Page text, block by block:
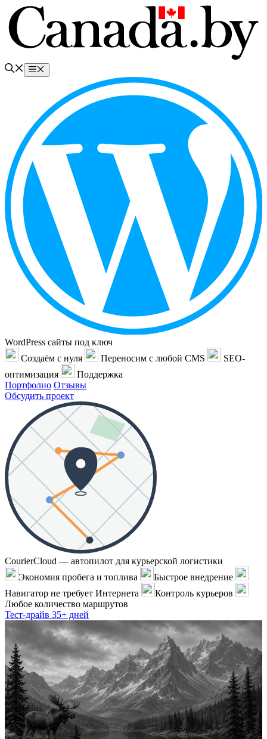
Перейти
содержимому
Меню
WordPress сайты под ключ
Создаём с нуля
Переносим с любой CMS
SEO-
оптимизация
Поддержка
Портфолио Отзывы
Обсудить проект
CourierCloud — автопилот для курьерской логистики
Экономия пробега и топлива
Быстрое внедрение
Навигатор не требует Интернета
Контроль курьеров
Любое количество маршрутов
Тест-драйв 35+ дней